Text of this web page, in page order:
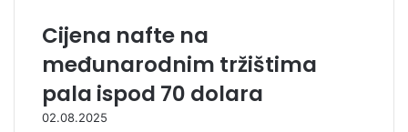
Cijena nafte na
međunarodnim tržištima
pala ispod 70 dolara
02.08.2025